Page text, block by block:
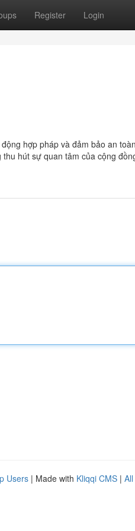
Register Login
hợp pháp và đảm bảo an
hút sự quan tâm của cộng
Users | Made with Kliqqi CMS |